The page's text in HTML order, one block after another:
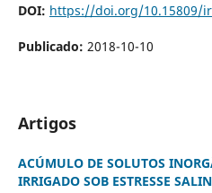
DOI: https://doi.org/10.15809/
Publicado: 2018-10-10
Artigos
ACÚMULO DE SOLUTOS
IRRIGADO SOB ESTRESSE